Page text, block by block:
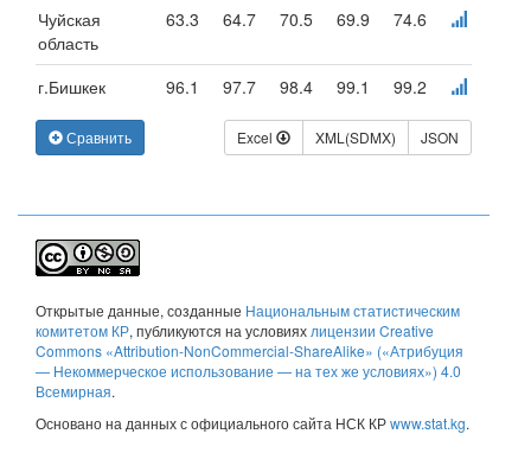
Чуйская
область
63.3 64.7 70.5 69.9 74.6
г.Бишкек 96.1 97.7 98.4 99.1 99.2
Сравнить Excel XML(SDMX) JSON
Открытые данные, созданные Национальным статистическим
комитетом КР, публикуются на условиях лицензии Creative
Commons «Attribution-NonCommercial-ShareAlike» («Атрибуция
— Некоммерческое использование — на тех же условиях») 4.0
Всемирная.
Основано на данных с официального сайта НСК КРwww.stat.kg.